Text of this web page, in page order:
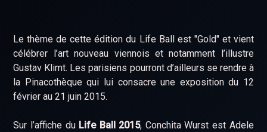
Le thème de cette édition du Life Ball est "Gold" et vient
célébrer l’art nouveau viennois et notamment l’illustre
Gustav Klimt. Les parisiens pourront d’ailleurs se rendre à
la Pinacothèque qui lui consacre une exposition du 12
février au 21 juin 2015.
Sur l’affiche du Life Ball 2015, Conchita Wurst est Adele